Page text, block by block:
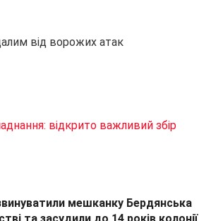
від ворожих атак
відкрито важливий збір
мешканку Бердянська